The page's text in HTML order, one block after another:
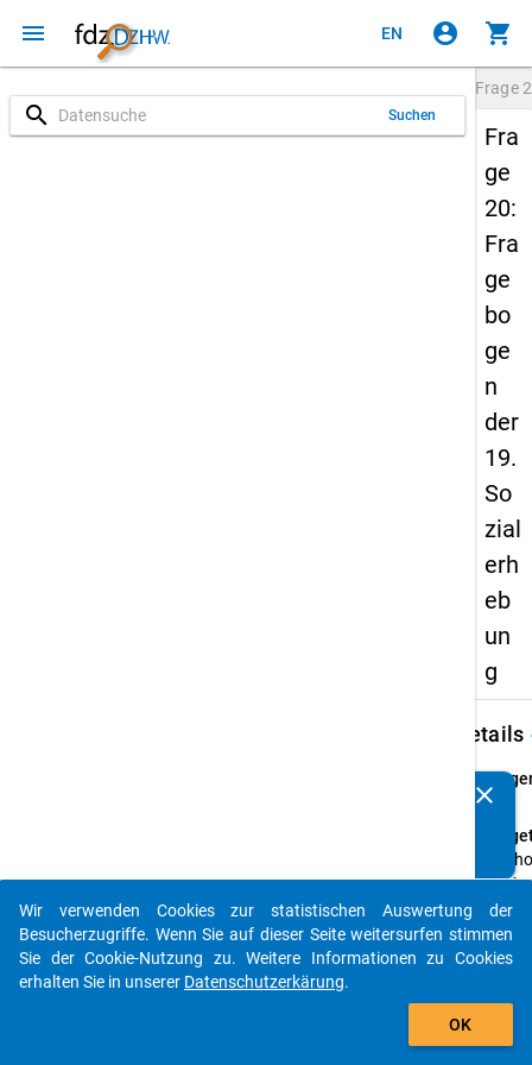
menu EN account_circle shopping_cart
search Suchen
Frage
Fra
ge
20:
Fra
ge
bo
ge
n
der
19.
So
zial
erh
eb
un
g
Details
20
Wie
die
für die
Sie
clear
auto_stories
add_shopping_cart
Wir verwenden Cookies zur statistischen Auswertung der
Besucherzugriffe. Wenn Sie auf dieser Seite weitersurfen stimmen
Sie der Cookie-Nutzung zu. Weitere Informationen zu Cookies
erhalten Sie in unserer Datenschutzerkärung.
OK